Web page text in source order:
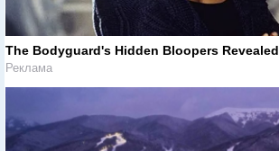
The Bodyguard's Hidden Bloopers Revealed
Реклама